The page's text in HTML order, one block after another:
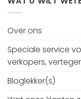
Over ons
Speciale service
verkopers,
Bloglekker(s)